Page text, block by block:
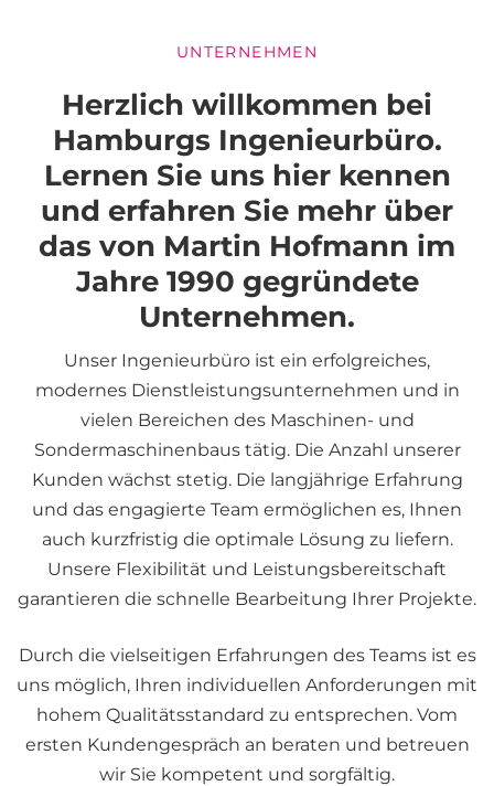
UNTERNEHMEN
Herzlich willkommen bei
Hamburgs Ingenieurbüro.
Lernen Sie uns hier kennen
und erfahren Sie mehr über
das von Martin Hofmann im
Jahre 1990 gegründete
Unternehmen.
Unser Ingenieurbüro ist ein erfolgreiches,
modernes Dienstleistungsunternehmen und in
vielen Bereichen des Maschinen- und
Sondermaschinenbaus tätig. Die Anzahl unserer
Kunden wächst stetig. Die langjährige Erfahrung
und das engagierte Team ermöglichen es, Ihnen
auch kurzfristig die optimale Lösung zu liefern.
Unsere Flexibilität und Leistungsbereitschaft
garantieren die schnelle Bearbeitung Ihrer Projekte.
Durch die vielseitigen Erfahrungen des Teams ist es
uns möglich, Ihren individuellen Anforderungen mit
hohem Qualitätsstandard zu entsprechen. Vom
ersten Kundengespräch an beraten und betreuen
wir Sie kompetent und sorgfältig.